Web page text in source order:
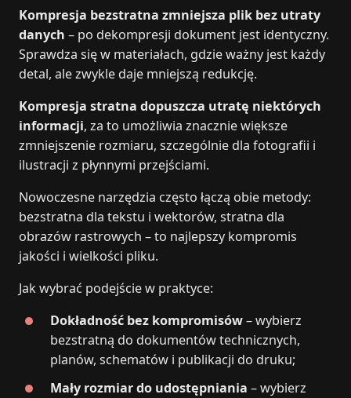
Kompresja bezstratna zmniejsza plik bez utraty
danych – po dekompresji dokument jest identyczny.
Sprawdza się w materiałach, gdzie ważny jest każdy
detal, ale zwykle daje mniejszą redukcję.
Kompresja stratna dopuszcza utratę niektórych
informacji, za to umożliwia znacznie większe
zmniejszenie rozmiaru, szczególnie dla fotografii i
ilustracji z płynnymi przejściami.
Nowoczesne narzędzia często łączą obie metody:
bezstratna dla tekstu i wektorów, stratna dla
obrazów rastrowych – to najlepszy kompromis
jakości i wielkości pliku.
Jak wybrać podejście w praktyce:
Dokładność bez kompromisów– wybierz
bezstratną do dokumentów technicznych,
planów, schematów i publikacji do druku;
Mały rozmiar do udostępniania – wybierz